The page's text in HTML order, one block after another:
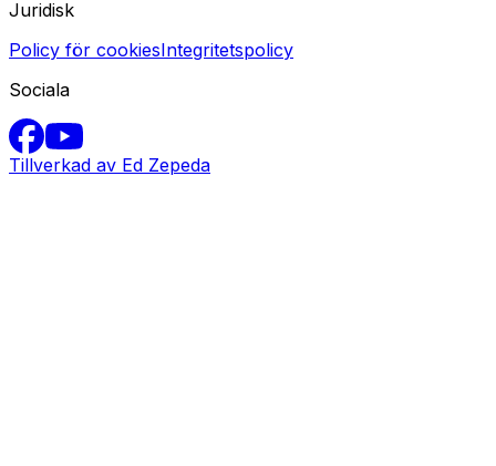
Juridisk
Policy för cookiesIntegritetspolicy
Sociala
Tillverkad av Ed Zepeda